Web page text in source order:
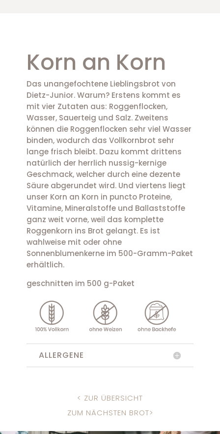
Korn an Korn
Das unangefochtene Lieblingsbrot von
Dietz-Junior. Warum? Erstens kommt es
mit vier Zutaten aus: Roggenflocken,
Wasser, Sauerteig und Salz. Zweitens
können die Roggenflocken sehr viel Wasser
binden, wodurch das Vollkornbrot sehr
lange frisch bleibt. Dazu kommt drittens
natürlich der herrlich nussig-kernige
Geschmack, welcher durch eine dezente
Säure abgerundet wird. Und viertens liegt
unser Korn an Korn in puncto Proteine,
Vitamine, Mineralstoffe und Ballaststoffe
ganz weit vorne, weil das komplette
Roggenkorn ins Brot gelangt. Es ist
wahlweise mit oder ohne
Sonnenblumenkerne im 500-Gramm-Paket
erhältlich.
geschnitten im 500 g-Paket
ALLERGENE
< ZUR ÜBERSICHT
ZUM NÄCHSTEN BROT>